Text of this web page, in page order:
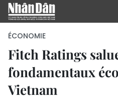
PAGE
ÉCONOMIE
Fitch Ratings
fondamentaux
Vietnam